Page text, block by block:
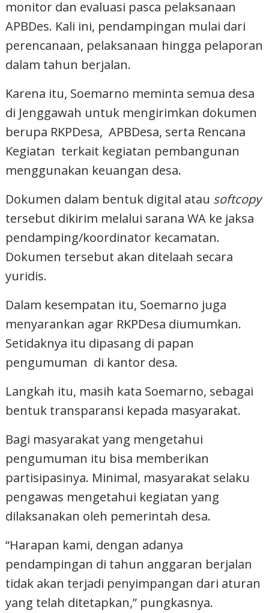
monitor dan evaluasi pasca pelaksanaan
APBDes. Kali ini, pendampingan mulai dari
perencanaan, pelaksanaan hingga pelaporan
dalam tahun berjalan.
Karena itu, Soemarno meminta semua desa
di Jenggawah untuk mengirimkan dokumen
berupa RKPDesa, APBDesa, serta Rencana
Kegiatan terkait kegiatan pembangunan
menggunakan keuangan desa.
Dokumen dalam bentuk digital atau softcopy
tersebut dikirim melalui sarana WA ke jaksa
pendamping/koordinator kecamatan.
Dokumen tersebut akan ditelaah secara
yuridis.
Dalam kesempatan itu, Soemarno juga
menyarankan agar RKPDesa diumumkan.
Setidaknya itu dipasang di papan
pengumuman di kantor desa.
Langkah itu, masih kata Soemarno, sebagai
bentuk transparansi kepada masyarakat.
Bagi masyarakat yang mengetahui
pengumuman itu bisa memberikan
partisipasinya. Minimal, masyarakat selaku
pengawas mengetahui kegiatan yang
dilaksanakan oleh pemerintah desa.
“Harapan kami, dengan adanya
pendampingan di tahun anggaran berjalan
tidak akan terjadi penyimpangan dari aturan
yang telah ditetapkan,” pungkasnya.